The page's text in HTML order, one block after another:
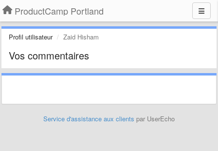
ProductCamp Portland
Profil utilisateur Zaid Hisham
Vos commentaires
Service d'assistance aux clients par UserEcho